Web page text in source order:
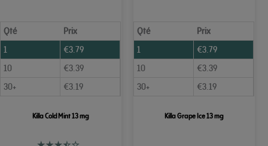
Qté
Prix
1
€3.79
10
€3.39
30+
€3.19
Killa Cold Mint 13 mg
Qté
Prix
1
€3.79
10
€3.39
30+
€3.19
Killa Grape Ice 13 mg